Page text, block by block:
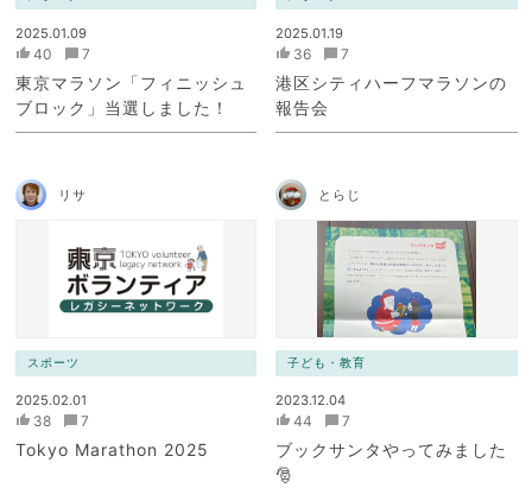
2025.01.09
40 7
東京マラソン「フィニッシュ
ブロック」当選しました！
2025.01.19
36 7
港区シティハーフマラソンの
報告会
リサ
スポーツ
2025.02.01
38 7
Tokyo Marathon 2025
とらじ
子ども・教育
2023.12.04
44 7
ブックサンタやってみました
🎅